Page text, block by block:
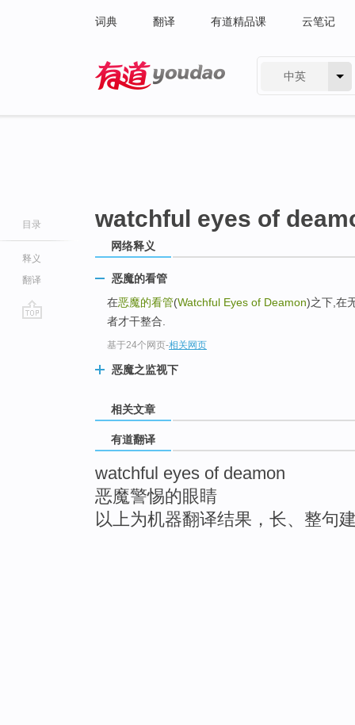
词典 翻译 有道精品课 云笔记
中英
目录
释义
翻译
watchful eyes of
网络释义
恶魔的看管
在恶魔的看管(Watchful Eyes of Deamon)之下,在
者才干整合.
基于24个网页-相关网页
恶魔之监视下
相关文章
有道翻译
watchful eyes of deamon
恶魔警惕的眼睛
以上为机器翻译结果，长、整句